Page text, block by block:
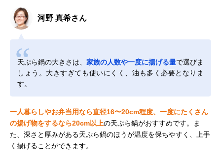
河野 真希さん
天ぷら鍋の大きさは、 家族の人数や一度に揚げる量で選びま
しょう。大きすぎても使いにくく、油も多く必要となりま
す。
一人暮らしやお弁当用なら直径16〜20cm程度、一度にたくさん
の揚げ物をするなら20cm以上の天ぷら鍋がおすすめです。ま
た、深さと厚みがある天ぷら鍋のほうが温度を保ちやすく、上手
く揚げることができます。